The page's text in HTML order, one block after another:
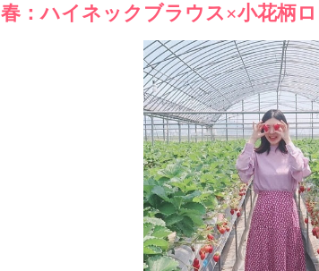
春：ハイネックブラウス×小花柄